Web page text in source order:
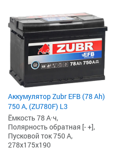
Аккумулятор Zubr EFB (78 Ah)
750 А, (ZU780F) L3
Ёмкость 78 А·ч,
Полярность обратная [- +],
Пусковой ток 750 А,
278x175x190